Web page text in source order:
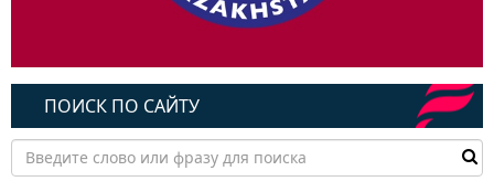
ПОИСК ПО САЙТУ